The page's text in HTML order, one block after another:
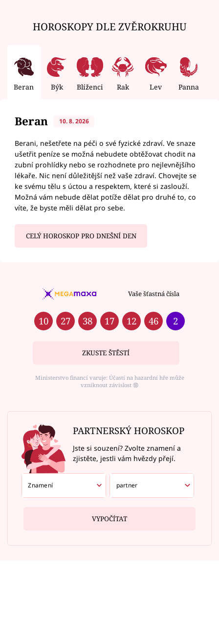
HOROSKOPY DLE ZVĚROKRUHU
Beran Býk Blíženci Rak Lev Panna
Beran 10. 8. 2026
Berani, nešetřete na péči o své fyzické zdraví. Ve snaze
ušetřit peníze se možná nebudete obtěžovat chodit na
zubní prohlídky nebo se rozhodnete pro nejlevnějšího
lékaře. Nic není důležitější než vaše zdraví. Chovejte se
ke svému tělu s úctou a respektem, které si zaslouží.
Možná vám nebude dělat potíže dělat pro druhé to, co
víte, že byste měli dělat pro sebe.
CELÝ HOROSKOP PRO DNEŠNÍ DEN
Vaše šťastná čísla
10 27 38 17 12 46 2
ZKUSTE ŠTĚSTÍ
Ministerstvo financí varuje: Účastí na hazardní hře může
vzniknout závislost ⑱
PARTNERSKÝ HOROSKOP
Jste si souzení? Zvolte znamení a
zjistěte, jestli vám hvězdy přejí.
VYPOČÍTAT